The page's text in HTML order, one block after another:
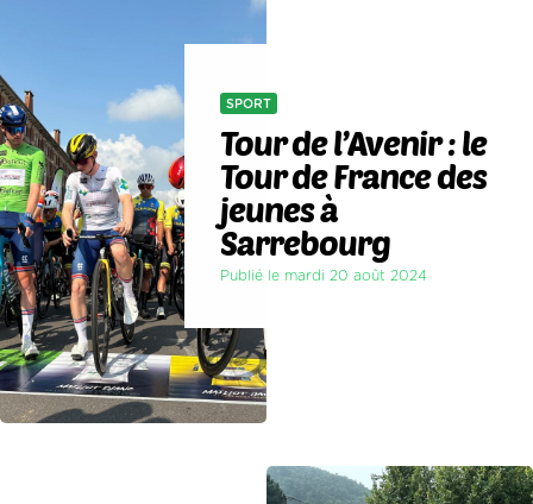
SPORT
Tour de l’Avenir : le
Tour de France des
jeunes à
Sarrebourg
Publié le mardi 20 août 2024